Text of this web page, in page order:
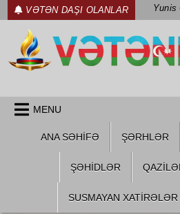
Skip
to
content
VƏTƏN DAŞI OLANLAR
MENU
ANA SƏHİFƏ ŞƏRHLƏR
ŞƏHIDLƏR
SUSMAYAN XATİRƏLƏR